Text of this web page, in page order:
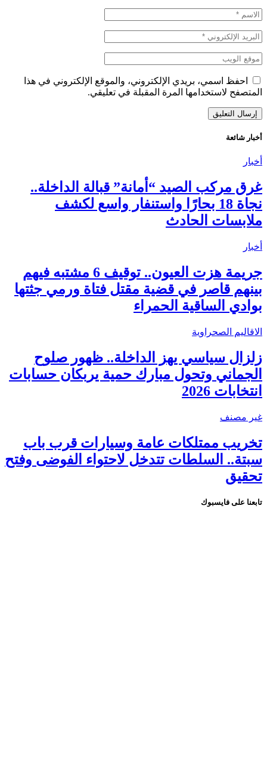
احفظ اسمي، بريدي الإلكتروني، والموقع الإلكتروني في هذا
المتصفح لاستخدامها المرة المقبلة في تعليقي.
أخبار شائعة
أخبار
غرق مركب الصيد “أمانة” قبالة الداخلة..
نجاة 18 بحارًا واستنفار واسع لكشف
ملابسات الحادث
أخبار
جريمة هزت العيون.. توقيف 6 مشتبه فيهم
بينهم قاصر في قضية مقتل فتاة ورمي جثتها
بوادي الساقية الحمراء
الاقاليم الصحراوية
زلزال سياسي يهز الداخلة.. ظهور صلوح
الجماني وتحول مبارك حمية يربكان حسابات
انتخابات 2026
غير مصنف
تخريب ممتلكات عامة وسيارات قرب باب
سبتة.. السلطات تتدخل لاحتواء الفوضى وفتح
تحقيق
تابعنا على فايسبوك